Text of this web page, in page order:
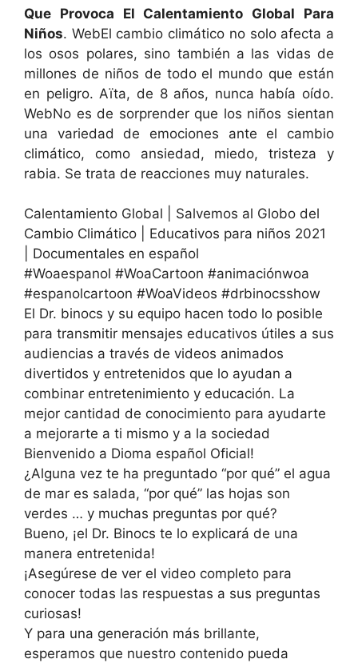
Que Provoca El Calentamiento Global Para
Niños. WebEl cambio climático no solo afecta a
los osos polares, sino también a las vidas de
millones de niños de todo el mundo que están
en peligro. Aïta, de 8 años, nunca había oído.
WebNo es de sorprender que los niños sientan
una variedad de emociones ante el cambio
climático, como ansiedad, miedo, tristeza y
rabia. Se trata de reacciones muy naturales.
Calentamiento Global | Salvemos al Globo del
Cambio Climático | Educativos para niños 2021
| Documentales en español
#Woaespanol #WoaCartoon #animaciónwoa
#espanolcartoon #WoaVideos #drbinocsshow
El Dr. binocs y su equipo hacen todo lo posible
para transmitir mensajes educativos útiles a sus
audiencias a través de videos animados
divertidos y entretenidos que lo ayudan a
combinar entretenimiento y educación. La
mejor cantidad de conocimiento para ayudarte
a mejorarte a ti mismo y a la sociedad
Bienvenido a Dioma español Oficial!
¿Alguna vez te ha preguntado “por qué” el agua
de mar es salada, “por qué” las hojas son
verdes … y muchas preguntas por qué?
Bueno, ¡el Dr. Binocs te lo explicará de una
manera entretenida!
¡Asegúrese de ver el video completo para
conocer todas las respuestas a sus preguntas
curiosas!
Y para una generación más brillante,
esperamos que nuestro contenido pueda